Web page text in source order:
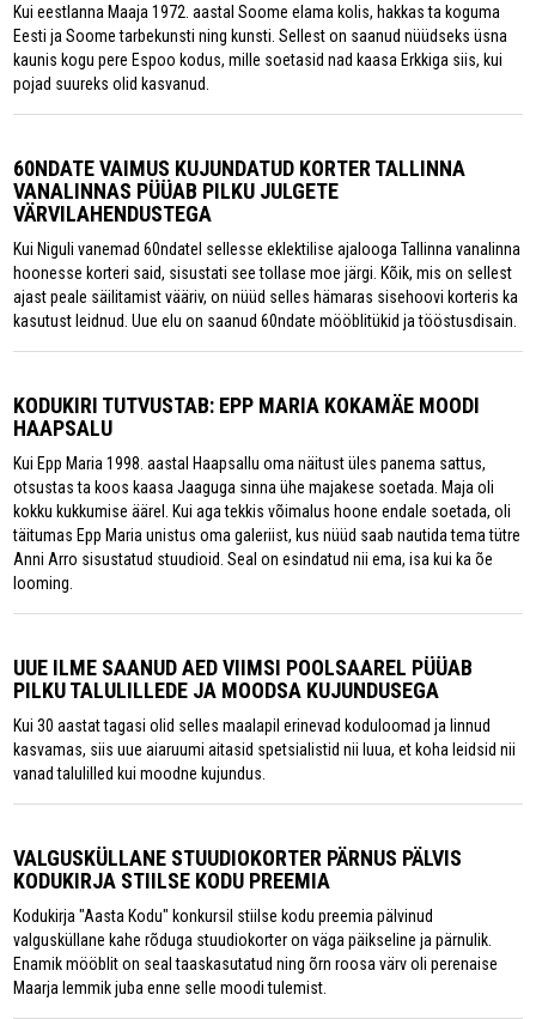
Kui eestlanna Maaja 1972. aastal Soome elama kolis, hakkas ta koguma
Eesti ja Soome tarbekunsti ning kunsti. Sellest on saanud nüüdseks üsna
kaunis kogu pere Espoo kodus, mille soetasid nad kaasa Erkkiga siis, kui
pojad suureks olid kasvanud.
60NDATE VAIMUS KUJUNDATUD KORTER TALLINNA
VANALINNAS PÜÜAB PILKU JULGETE
VÄRVILAHENDUSTEGA
Kui Niguli vanemad 60ndatel sellesse eklektilise ajalooga Tallinna vanalinna
hoonesse korteri said, sisustati see tollase moe järgi. Kõik, mis on sellest
ajast peale säilitamist vääriv, on nüüd selles hämaras sisehoovi korteris ka
kasutust leidnud. Uue elu on saanud 60ndate mööblitükid ja tööstusdisain.
KODUKIRI TUTVUSTAB: EPP MARIA KOKAMÄE MOODI
HAAPSALU
Kui Epp Maria 1998. aastal Haapsallu oma näitust üles panema sattus,
otsustas ta koos kaasa Jaaguga sinna ühe majakese soetada. Maja oli
kokku kukkumise äärel. Kui aga tekkis võimalus hoone endale soetada, oli
täitumas Epp Maria unistus oma galeriist, kus nüüd saab nautida tema tütre
Anni Arro sisustatud stuudioid. Seal on esindatud nii ema, isa kui ka õe
looming.
UUE ILME SAANUD AED VIIMSI POOLSAAREL PÜÜAB
PILKU TALULILLEDE JA MOODSA KUJUNDUSEGA
Kui 30 aastat tagasi olid selles maalapil erinevad koduloomad ja linnud
kasvamas, siis uue aiaruumi aitasid spetsialistid nii luua, et koha leidsid nii
vanad talulilled kui moodne kujundus.
VALGUSKÜLLANE STUUDIOKORTER PÄRNUS PÄLVIS
KODUKIRJA STIILSE KODU PREEMIA
Kodukirja "Aasta Kodu" konkursil stiilse kodu preemia pälvinud
valgusküllane kahe rõduga stuudiokorter on väga päikseline ja pärnulik.
Enamik mööblit on seal taaskasutatud ning õrn roosa värv oli perenaise
Maarja lemmik juba enne selle moodi tulemist.